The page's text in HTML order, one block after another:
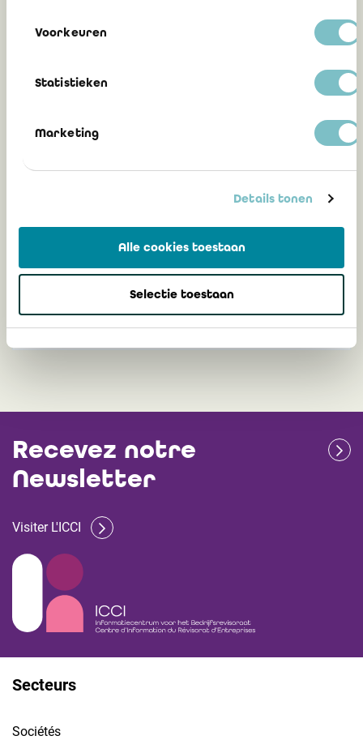
Voorkeuren
Statistieken
Marketing
Details tonen
Alle cookies toestaan
Selectie toestaan
11 juillet 2023
juridique de la société coopérative sous
28 octobre 2019
Recevez notre
Newsletter
Visiter L'ICCI
Secteurs
Sociétés